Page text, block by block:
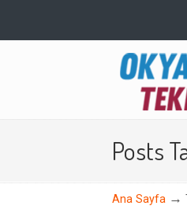
Navigation
Posts
Ana Sayfa →